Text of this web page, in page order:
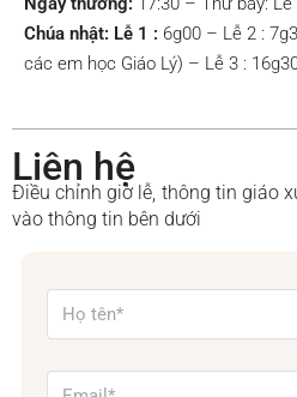
Chúa nhật: Lễ 1 : 6g00 – Lễ 2 :
các em học Giáo Lý) – Lễ 3 :
Liên hệ
Điều chỉnh giờ lễ, thông tin giáo
vào thông tin bên dưới